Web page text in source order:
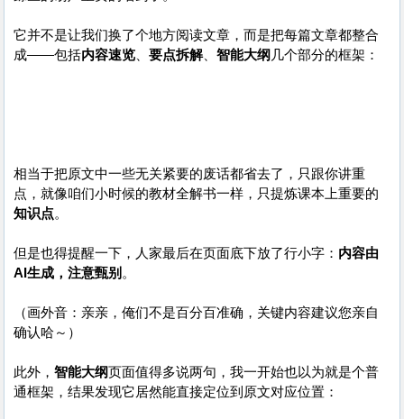
它并不是让我们换了个地方阅读文章，而是把每篇文章都整合
成——包括内容速览 要点拆解、 智能大纲 几个部分的框架：
相当于把原文中一些无关紧要的废话都省去了，只跟你讲重
点，就像咱们小时候的教材全解书一样，只提炼课本上重要的
知识点。
但是也得提醒一下，人家最后在页面底下放了行小字： 内容由
AI生成，注意甄别 。
（画外音：亲亲，俺们不是百分百准确，关键内容建议您亲自
确认哈～）
此外， 智能大纲页面值得多说两句，我一开始也以为就是个普
通框架，结果发现它居然能直接定位到原文对应位置：